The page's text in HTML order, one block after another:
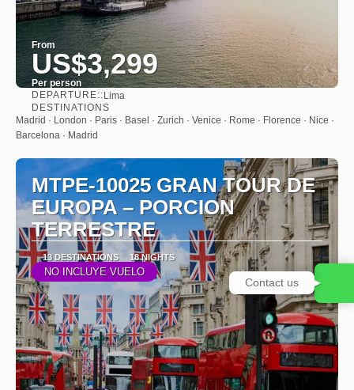
From
US$3,299
Per person
DEPARTURE::Lima
DESTINATIONS
Madrid · London · Paris · Basel · Zurich · Venice · Rome · Florence · Nice ·
Barcelona · Madrid
MTPE-10025 GRAN TOUR DE
EUROPA – PORCION
TERRESTRE
13 DESTINATIONS 18 NIGHTS
NO INCLUYE VUELO
Contact us